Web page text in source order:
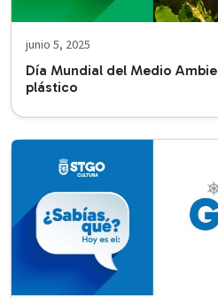
junio 5, 2025
Día Mundial del Medio
plástico